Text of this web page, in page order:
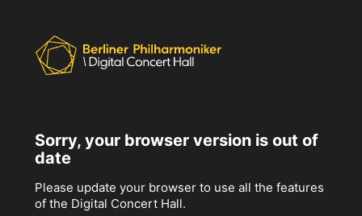
Sorry, your browser version is out of
date
Please update your browser to use all the features
of the Digital Concert Hall.